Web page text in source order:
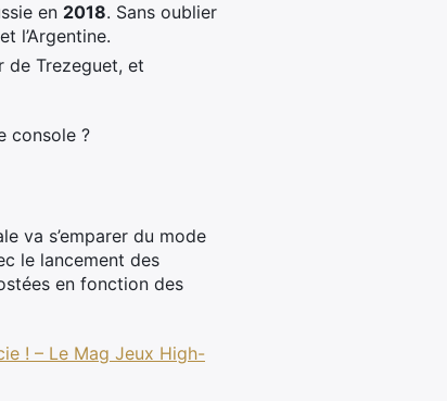
en 2018. Sans oublier
l’Argentine.
de Trezeguet, et
console ?
va s’emparer du mode
le lancement des
en fonction des
! – Le Mag Jeux High-